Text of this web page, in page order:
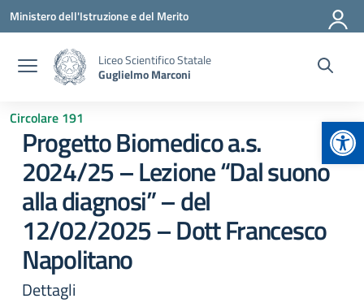
Vai ai contenuti
Vai al menu di navigazione
Vai al footer
Ministero dell'Istruzione e del Merito
Liceo Scientifico Statale
Guglielmo Marconi
Circolare 191
Progetto Biomedico a.s.
2024/25 – Lezione “Dal suono
alla diagnosi” – del
12/02/2025 – Dott Francesco
Napolitano
Dettagli